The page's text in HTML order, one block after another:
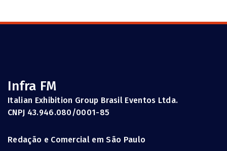
Infra FM
Italian Exhibition Group Brasil Eventos Ltda.
CNPJ 43.946.080/0001-85
Redação e Comercial em São Paulo